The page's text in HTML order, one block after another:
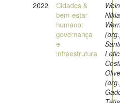
2022
Cidades &
bem-estar
humano:
governança
e
infraestrutura